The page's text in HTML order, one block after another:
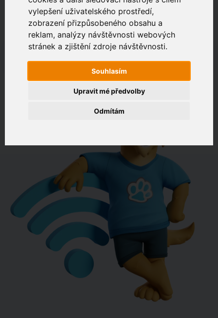
vylepšení uživatelského prostředí,
zobrazení přizpůsobeného obsahu a
reklam, analýzy návštěvnosti webových
stránek a zjištění zdroje návštěvnosti.
Souhlasím
Odmítám
Upravit mé předvolby
Zákaznický portál
Jak rychlé je připojení na vaší adrese?